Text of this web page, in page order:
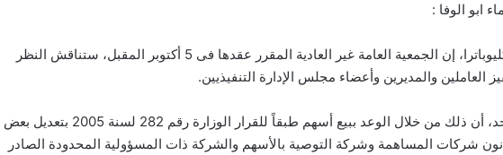
ابو الوفا :
كشفت شركة مستشفى كليوباترا، إن الجمعية العامة غير العادية المقرر عقدها فى 5 أكتوبر المقبل، ستناقش النظر
العاملين والمديرين وأعضاء مجلس الإدارة التنفيذيين.
وأضافت الشركة اليوم الأحد، أن ذلك من خلال الوعد ببيع أسهم طبقاً للقرار الوزارة رقم 282 لسنة 2005 بتعديل بعض
شركات المساهمة وشركة التوصية بالأسهم والشركة ذات المسؤولية المحدودة الصادر